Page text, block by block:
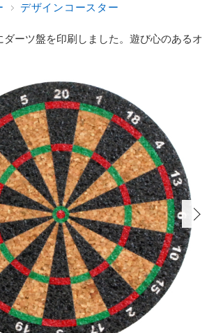
デザインコースター
ダーツ盤を印刷しました。遊び心のあるオ